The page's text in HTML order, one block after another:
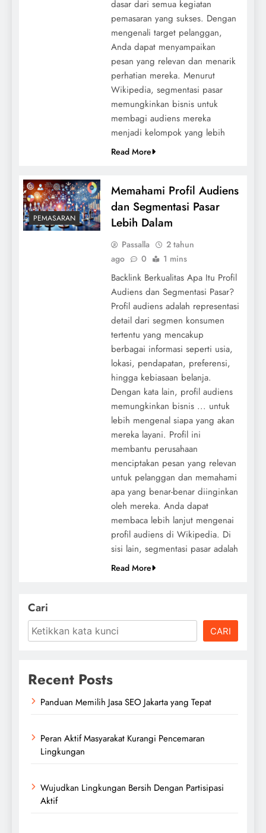
dasar dari semua kegiatan
pemasaran yang sukses. Dengan
mengenali target pelanggan,
Anda dapat menyampaikan
pesan yang relevan dan menarik
perhatian mereka. Menurut
Wikipedia, segmentasi pasar
memungkinkan bisnis untuk
membagi audiens mereka
menjadi kelompok yang lebih
Read More
PEMASARAN
Memahami Profil Audiens
dan Segmentasi Pasar
Lebih Dalam
Passalla
2 tahun
ago
0 1 mins
Backlink Berkualitas Apa Itu Profil
Audiens dan Segmentasi Pasar?
Profil audiens adalah representasi
detail dari segmen konsumen
tertentu yang mencakup
berbagai informasi seperti usia,
lokasi, pendapatan, preferensi,
hingga kebiasaan belanja.
Dengan kata lain, profil audiens
memungkinkan bisnis ... untuk
lebih mengenal siapa yang akan
mereka layani. Profil ini
membantu perusahaan
menciptakan pesan yang relevan
untuk pelanggan dan memahami
apa yang benar-benar diinginkan
oleh mereka. Anda dapat
membaca lebih lanjut mengenai
profil audiens di Wikipedia. Di
sisi lain, segmentasi pasar adalah
Read More
Cari
CARI
Recent Posts
Panduan Memilih Jasa SEO Jakarta yang Tepat
Peran Aktif Masyarakat Kurangi Pencemaran
Lingkungan
Wujudkan Lingkungan Bersih Dengan Partisipasi
Aktif